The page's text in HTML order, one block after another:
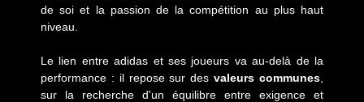
de soi et la passion de la compétition au plus haut
niveau.
Le lien entre adidas et ses joueurs va au-delà de la
performance : il repose sur desvaleurs communes
sur la recherche d'un équilibre entre exigence et